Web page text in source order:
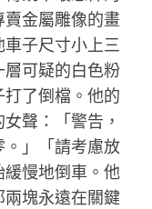
金屬雕像的畫
子尺寸小上三
可疑的白色粉
了倒檔。他的
聲：「警告，
」「請考慮放
慢地倒車。他
塊永遠在關鍵